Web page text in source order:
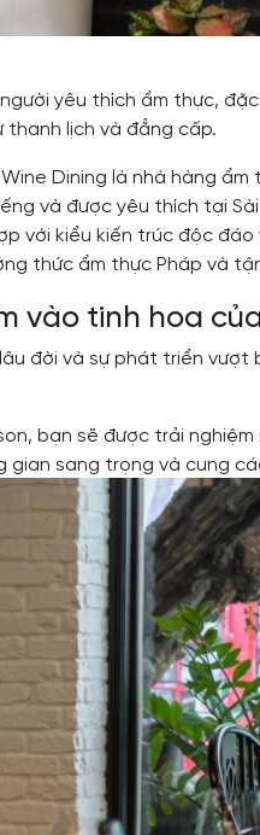
yêu thích ẩm thực,
thanh lịch và đẳng cấp.
Wine Dining là nhà hàng
và được yêu thích tại
với kiểu kiến trúc độc đáo
thức ẩm thực Pháp và
vào tinh hoa
lâu đời và sự phát triển
bạn sẽ được trải
gian sang trọng và cung